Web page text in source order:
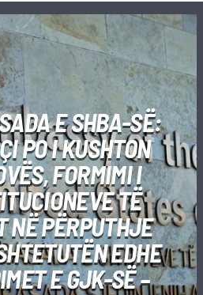
E SHBA-SË:
PO I KUSHTON
FORMIMI I
TË
NË PËRPUTHJE
EDHE
E GJK-SË –